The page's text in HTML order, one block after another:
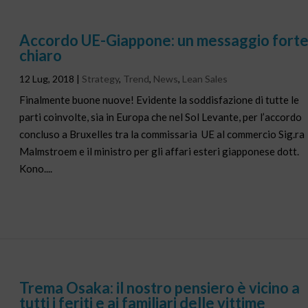
Accordo UE-Giappone: un messaggio
chiaro
12 Lug, 2018 Strategy, Trend, News, Lean Sales
Finalmente buone nuove! Evidente la soddisfazione di tutte le
parti coinvolte, sia in Europa che nel Sol Levante, per l’accordo
concluso a Bruxelles tra la commissaria UE al commercio Sig.ra
Malmstroem e il ministro per gli affari esteri giapponese dott.
Kono....
Trema Osaka: il nostro pensiero è vicino a
tutti i feriti e ai familiari delle vittime